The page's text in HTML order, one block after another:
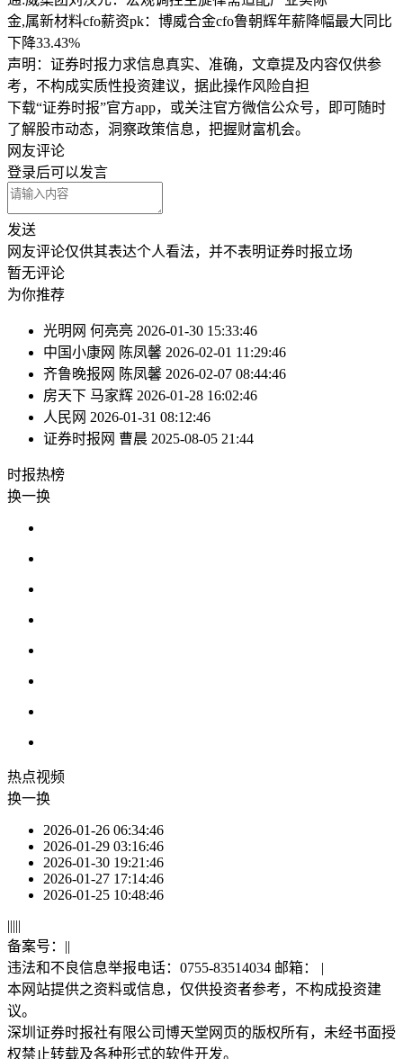
金,属新材料cfo薪资pk：博威合金cfo鲁朝辉年薪降幅最大同比
下降33.43%
声明：证券时报力求信息真实、准确，文章提及内容仅供参
考，不构成实质性投资建议，据此操作风险自担
下载“证券时报”官方app，或关注官方微信公众号，即可随时
了解股市动态，洞察政策信息，把握财富机会。
网友评论
登录后可以发言
发送
网友评论仅供其表达个人看法，并不表明证券时报立场
暂无评论
为你推荐
光明网 何亮亮 2026-01-30 15:33:46
中国小康网 陈凤馨 2026-02-01 11:29:46
齐鲁晚报网 陈凤馨 2026-02-07 08:44:46
房天下 马家辉 2026-01-28 16:02:46
人民网 2026-01-31 08:12:46
证券时报网 曹晨 2025-08-05 21:44
时报热榜
换一换
热点视频
换一换
2026-01-26 06:34:46
2026-01-29 03:16:46
2026-01-30 19:21:46
2026-01-27 17:14:46
2026-01-25 10:48:46
|||||
备案号： ||
违法和不良信息举报电话：0755-83514034 邮箱： |
本网站提供之资料或信息，仅供投资者参考，不构成投资建
议。
深圳证券时报社有限公司博天堂网页的版权所有，未经书面授
权禁止转载及各种形式的软件开发。